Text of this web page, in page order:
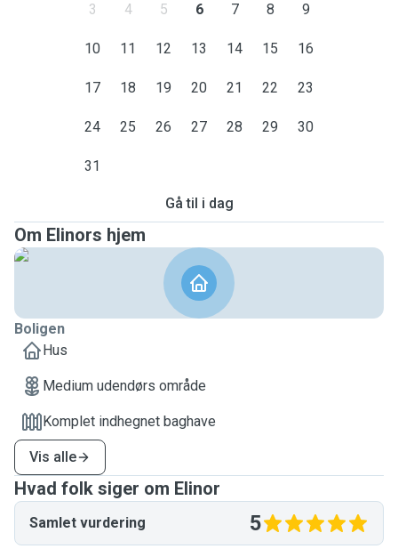
3 4 5 6 7 8 9
10 11 12 13 14 15 16
17 18 19 20 21 22 23
24 25 26 27 28 29 30
31
Gå til i dag
Om Elinors hjem
Boligen
Hus
Medium udendørs område
Komplet indhegnet baghave
Vis alle
Hvad folk siger om Elinor
Samlet vurdering 5